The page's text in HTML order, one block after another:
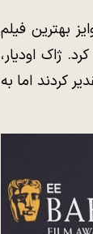
بهترین فیلم
ژاک اودیار،
کردند اما به